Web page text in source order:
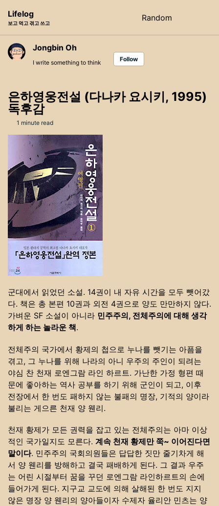
navigation
Lifelog
보고 먹고 겪고 쓰고
Random
Jongbin Oh
I write something to think Follow
은하영웅전설 (다나카 요시키, 1995)
독후감
1 minute read
군대에서 읽었던 소설. 14권이 내 자유 시간을 모두 뺏어갔
다. 책은 총 본편 10권과 외전 4권으로 양도 만만하지 않다.
가벼운 SF 소설이 아니라 민주주의, 전체주의에 대해 생각
하게 하는 놀라운 책.
전체주의 국가에서 황제의 첩으로 누나를 뺏기는 아픔을
겪고, 그 누나를 위해 나라의 아니 우주의 주인이 되려는
야심 찬 천재 로엔그람 라인 하르트. 가난한 가정 형편 때
문에 좋아하는 역사 공부를 하기 위해 군인이 되고, 이후
전장에서 한 번도 패하지 않는 불패의 명장, 기적의 양이라
불리는 게으른 천재 양 웬리.
천재 황제가 모든 권력을 잡고 있는 전체주의는 아마 이상
적인 국가일지도 모른다. 계속 천재 황제만 쭉~ 이어진다면
말이다. 민주주의 국회의원들은 답답한 짓만 줄기차게 해
서 양 웬리를 방해하고 결국 패배하게 된다. 그 결과 우주
는 어린 시절부터 꿈을 꾸던 로엔그람 라인하르트의 손에
들어가게 된다. 지구교 교도에 의해 살해된 한 번도 지지
않은 명장 양 웬리의 양아들이자 수제자 율리안 민츠는 양